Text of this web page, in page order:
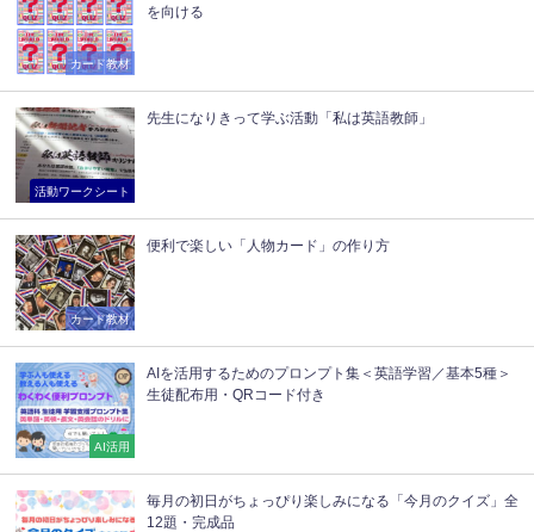
カード教材
を向ける
活動ワークシート
先生になりきって学ぶ活動「私は英語教師」
カード教材
便利で楽しい「人物カード」の作り方
AI活用
AIを活用するためのプロンプト集＜英語学習／基本5種＞
生徒配布用・QRコード付き
毎月の初日がちょっぴり楽しみになる「今月のクイズ」全
12題・完成品